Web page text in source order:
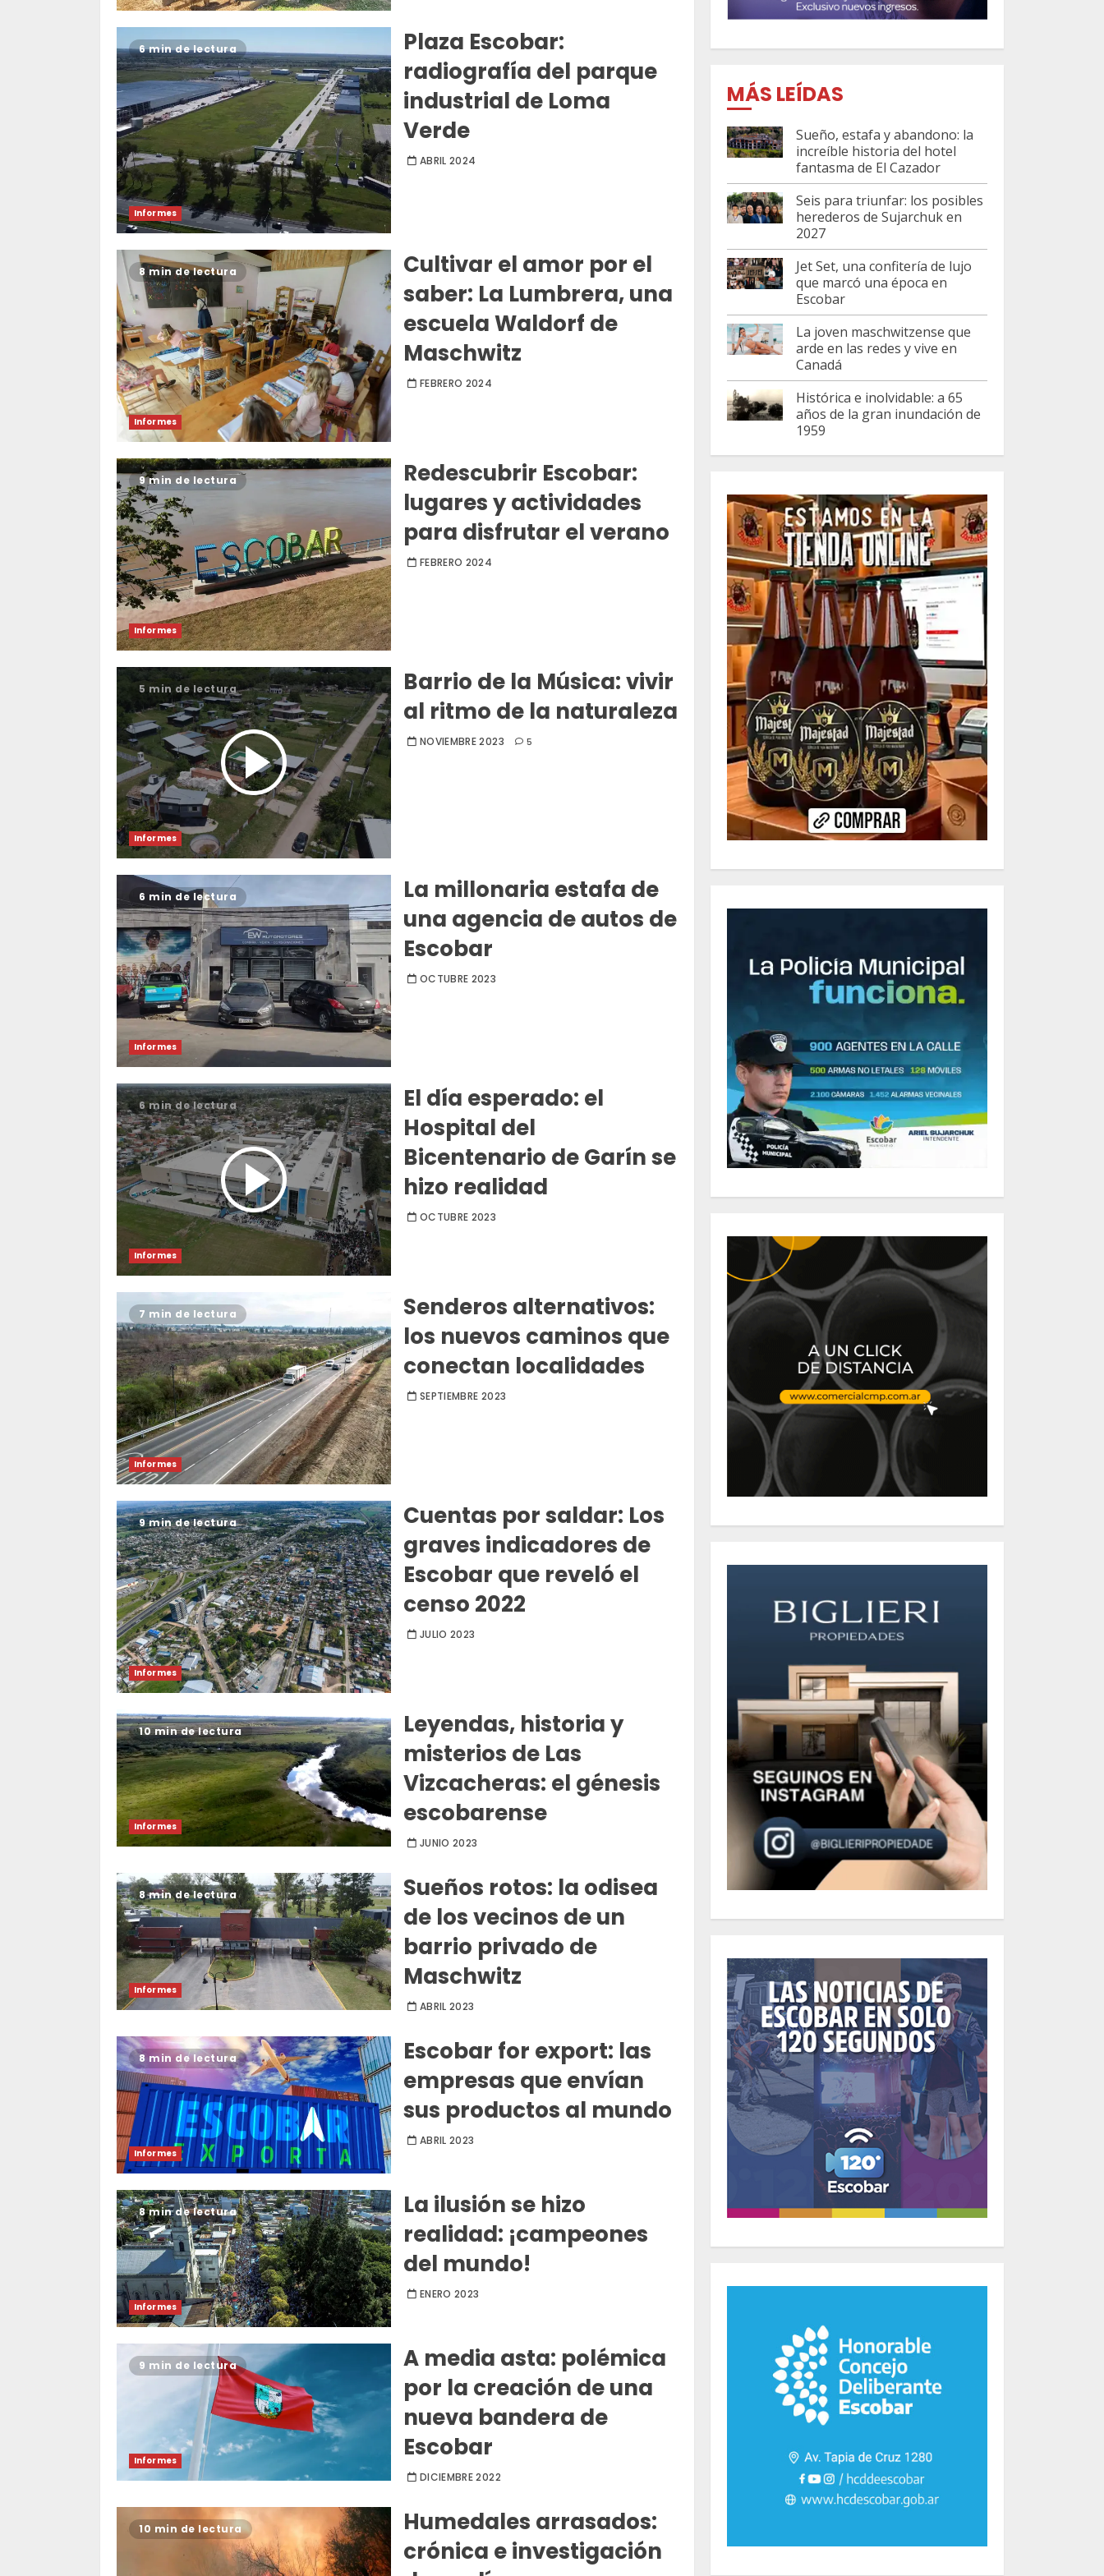
6 min de lectura
Informes
Plaza Escobar:
radiografía del parque
industrial de Loma
Verde
ABRIL 2024
8 min de lectura
Informes
Cultivar el amor por el
saber: La Lumbrera, una
escuela Waldorf de
Maschwitz
FEBRERO 2024
9 min de lectura
Informes
Redescubrir Escobar:
lugares y actividades
para disfrutar el verano
FEBRERO 2024
5 min de lectura
Informes
Barrio de la Música: vivir
al ritmo de la naturaleza
NOVIEMBRE 2023 5
6 min de lectura
Informes
La millonaria estafa de
una agencia de autos de
Escobar
OCTUBRE 2023
6 min de lectura
Informes
El día esperado: el
Hospital del
Bicentenario de Garín se
hizo realidad
OCTUBRE 2023
7 min de lectura
Informes
Senderos alternativos:
los nuevos caminos que
conectan localidades
SEPTIEMBRE 2023
9 min de lectura
Informes
Cuentas por saldar: Los
graves indicadores de
Escobar que reveló el
censo 2022
JULIO 2023
10 min de lectura
Informes
Leyendas, historia y
misterios de Las
Vizcacheras: el génesis
escobarense
JUNIO 2023
8 min de lectura
Informes
Sueños rotos: la odisea
de los vecinos de un
barrio privado de
Maschwitz
ABRIL 2023
8 min de lectura
Informes
Escobar for export: las
empresas que envían
sus productos al mundo
ABRIL 2023
8 min de lectura
Informes
La ilusión se hizo
realidad: ¡campeones
del mundo!
ENERO 2023
9 min de lectura
Informes
A media asta: polémica
por la creación de una
nueva bandera de
Escobar
DICIEMBRE 2022
10 min de lectura
Humedales arrasados:
crónica e investigación
MÁS LEÍDAS
Sueño, estafa y abandono: la
increíble historia del hotel
fantasma de El Cazador
Seis para triunfar: los posibles
herederos de Sujarchuk en
2027
Jet Set, una confitería de lujo
que marcó una época en
Escobar
La joven maschwitzense que
arde en las redes y vive en
Canadá
Histórica e inolvidable: a 65
años de la gran inundación de
1959